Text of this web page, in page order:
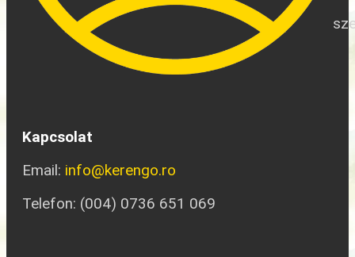
Kapcsolat
Email: info@kerengo.ro
Telefon: (004) 0736 651 069